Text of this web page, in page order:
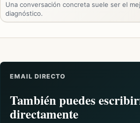
Una conversación concreta suele ser el
diagnóstico.
EMAIL DIRECTO
También puedes
directamente